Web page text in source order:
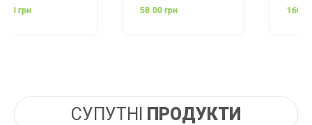
СУПУТНІ ПРОДУКТИ